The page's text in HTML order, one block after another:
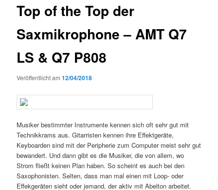
Top of the Top der
Saxmikrophone – AMT Q7
LS & Q7 P808
Veröffentlicht am12/04/2018
Musiker bestimmter Instrumente kennen sich oft sehr gut mit
Technikkrams aus. Gitarristen kennen ihre Effektgeräte,
Keyboarden sind mit der Peripherie zum Computer meist sehr gut
bewandert. Und dann gibt es die Musiker, die von allem, wo
Strom fließt keinen Plan haben. So scheint es auch bei den
Saxophonisten. Selten, dass man mal einen mit Loop- oder
Effekgeräten sieht oder jemand, der aktiv mit Abelton arbeitet.